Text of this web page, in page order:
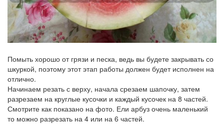
Помыть хорошо от грязи и песка, ведь вы будете закрывать со
шкуркой, поэтому этот этап работы должен будет исполнен на
отлично.
Начинаем резать с верху, начала срезаем шапочку, затем
разрезаем на круглые кусочки и каждый кусочек на 8 частей.
Смотрите как показано на фото. Ели арбуз очень маленький
то можно разрезать на 4 или на 6 частей.